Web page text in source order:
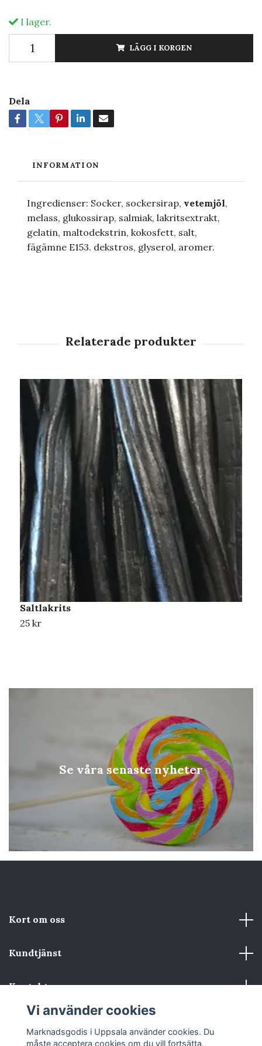
Se våra senaste nyheter
I lager.
LÄGG I KORGEN
Dela
INFORMATION
Ingredienser: Socker, sockersirap, vetemjöl,
melass, glukossirap, salmiak, lakritsextrakt,
gelatin, maltodekstrin, kokosfett, salt,
fägämne E153. dekstros, glyserol, aromer.
Saltlakrits
25 kr
Kort om oss
Kundtjänst
Kontakta oss
Vi använder cookies
Marknadsgodis i Uppsala använder cookies. Du
måste acceptera cookies om du vill fortsätta.